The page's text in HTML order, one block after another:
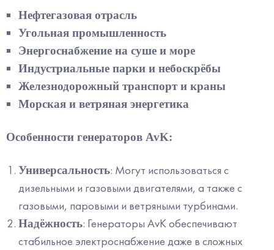
Нефтегазовая отрасль
Угольная промышленность
Энергоснабжение на суше и море
Индустриальные парки и небоскрёбы
Железнодорожный транспорт и краны
Морская и ветряная энергетика
Особенности генераторов AvK:
Универсальность: Могут использоваться с
дизельными и газовыми двигателями, а также с
газовыми, паровыми и ветряными турбинами.
Надёжность: Генераторы AvK обеспечивают
стабильное электроснабжение даже в сложных